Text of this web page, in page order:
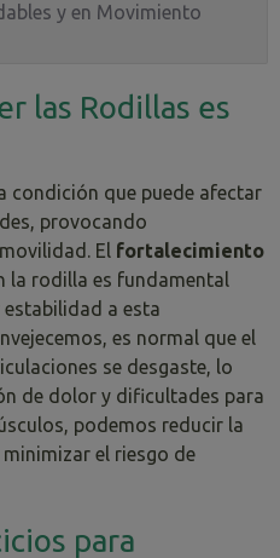
y en Movimiento
las Rodillas es
condición que puede afectar
provocando
El fortalecimiento
la rodilla es fundamental
a esta
es normal que el
se desgaste, lo
de dolor y dificultades para
podemos reducir la
el riesgo de
para